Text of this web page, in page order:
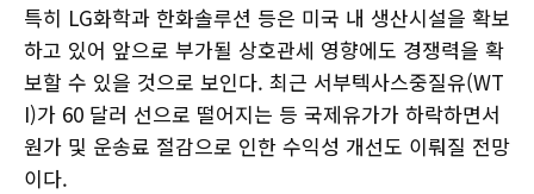
특히 LG화학과 한화솔루션 등은 미국 내 생산시설을 확보
하고 있어 앞으로 부가될 상호관세 영향에도 경쟁력을 확
보할 수 있을 것으로 보인다. 최근 서부텍사스중질유(WT
I)가 60 달러 선으로 떨어지는 등 국제유가가 하락하면서
원가 및 운송료 절감으로 인한 수익성 개선도 이뤄질 전망
이다.